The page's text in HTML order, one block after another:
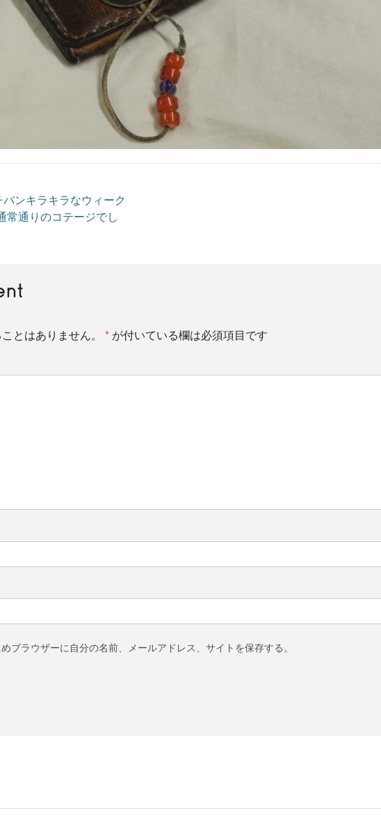
ンキラキラなウィーク
常通りのコテージでし
とはありません。 * が付いている欄は必須項目です
ブラウザーに自分の名前、メールアドレス、サイトを保存する。